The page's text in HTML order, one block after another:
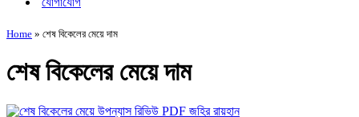
Home » শেষ বিকেলের মেয়ে দাম
শেষ বিকেলের মেয়ে দাম